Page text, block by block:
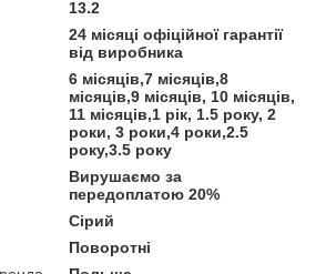
13.2
24 місяці офіційної гарантії
від виробника
6 місяців,7 місяців,8
місяців,9 місяців, 10 місяців,
11 місяців,1 рік, 1.5 року, 2
роки, 3 роки,4 роки,2.5
року,3.5 року
Вирушаємо за
передоплатою 20%
Сірий
Поворотні